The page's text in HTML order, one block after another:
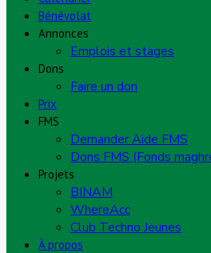
Bénévolat
Annonces
Emplois et stages
Dons
Faire un don
Prix
FMS
Demander Aide FMS
Dons FMS (Fonds
Projets
BINAM
WhereAcc
Club Techno Jeunes
À propos